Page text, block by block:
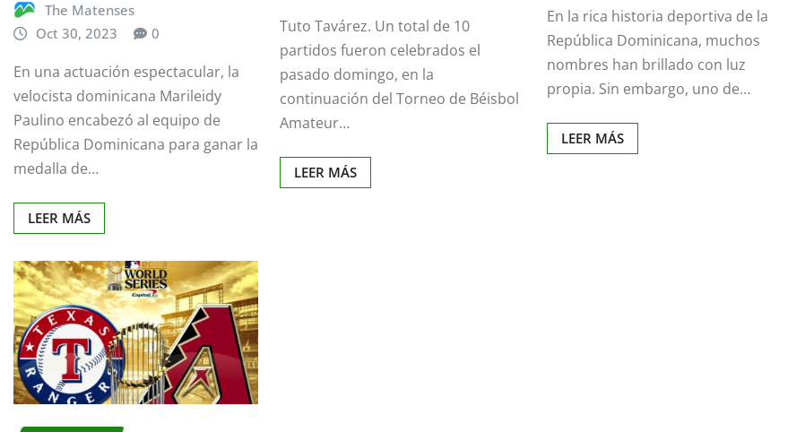
The Matenses
Oct 30, 2023
0
En una actuación espectacular, la
velocista dominicana Marileidy
Paulino encabezó al equipo de
República Dominicana para ganar la
medalla de…
LEER MÁS
Tuto Tavárez. Un total de 10
partidos fueron celebrados el
pasado domingo, en la
continuación del Torneo de Béisbol
Amateur…
LEER MÁS
En la rica historia deportiva de la
República Dominicana, muchos
nombres han brillado con luz
propia. Sin embargo, uno de…
LEER MÁS